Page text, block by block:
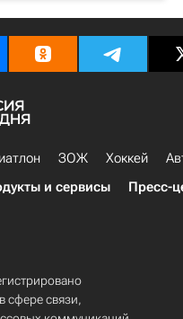
ЗОЖ Хоккей
и сервисы Пресс-
сфере связи,